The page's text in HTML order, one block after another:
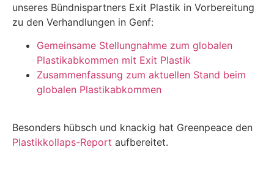
unseres Bündnispartners Exit Plastik in Vorbereitung
zu den Verhandlungen in Genf:
Gemeinsame Stellungnahme zum globalen
Plastikabkommen mit Exit Plastik
Zusammenfassung zum aktuellen Stand beim
globalen Plastikabkommen
Besonders hübsch und knackig hat Greenpeace den
Plastikkollaps-Report aufbereitet.